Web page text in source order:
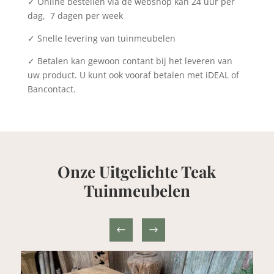
dag, 7 dagen per week
✓ Snelle levering van tuinmeubelen
✓ Betalen kan gewoon contant bij het leveren van
uw product. U kunt ook vooraf betalen met iDEAL of
Bancontact.
Onze Uitgelichte Teak
Tuinmeubelen